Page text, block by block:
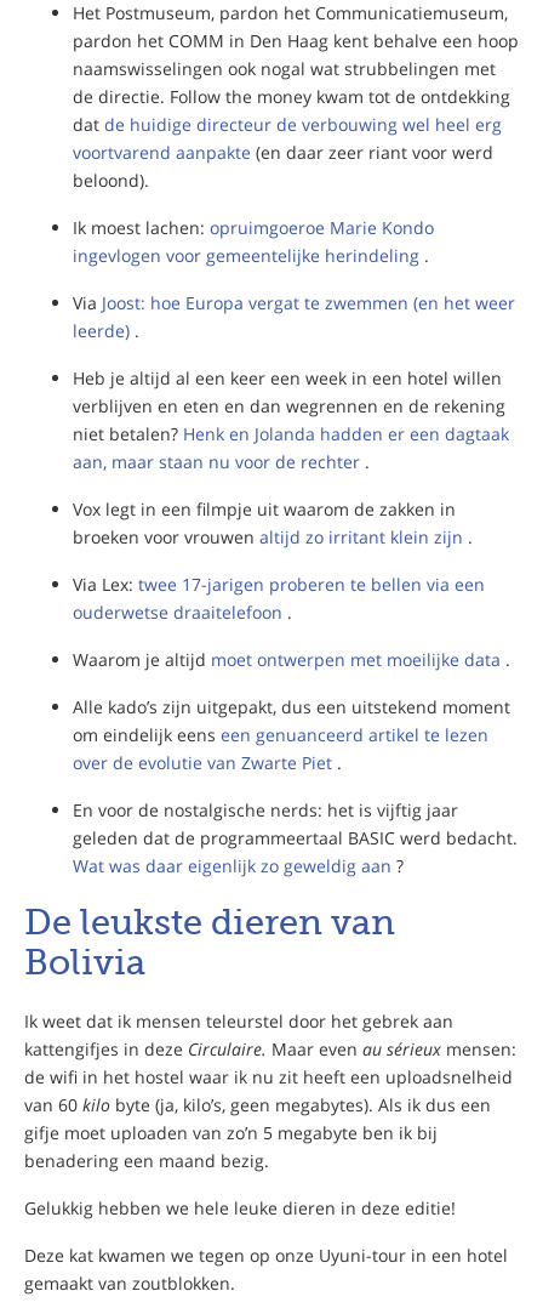
Het Postmuseum, pardon het Communicatiemuseum,
pardon het COMM in Den Haag kent behalve een hoop
naamswisselingen ook nogal wat strubbelingen met
de directie. Follow the money kwam tot de ontdekking
dat de huidige directeur de verbouwing wel heel erg
voortvarend aanpakte (en daar zeer riant voor werd
beloond).
Ik moest lachen: opruimgoeroe Marie Kondo
ingevlogen voor gemeentelijke herindeling .
Via Joost: hoe Europa vergat te zwemmen (en het weer
leerde) .
Heb je altijd al een keer een week in een hotel willen
verblijven en eten en dan wegrennen en de rekening
niet betalen? Henk en Jolanda hadden er een dagtaak
aan, maar staan nu voor de rechter .
Vox legt in een filmpje uit waarom de zakken in
broeken voor vrouwen altijd zo irritant klein zijn .
Via Lex: twee 17-jarigen proberen te bellen via een
ouderwetse draaitelefoon .
Waarom je altijd moet ontwerpen met moeilijke data .
Alle kado’s zijn uitgepakt, dus een uitstekend moment
om eindelijk eens een genuanceerd artikel te lezen
over de evolutie van Zwarte Piet .
En voor de nostalgische nerds: het is vijftig jaar
geleden dat de programmeertaal BASIC werd bedacht.
Wat was daar eigenlijk zo geweldig aan ?
De leukste dieren van
Bolivia
Ik weet dat ik mensen teleurstel door het gebrek aan
kattengifjes in deze Circulaire. Maar even au sérieux mensen:
de wifi in het hostel waar ik nu zit heeft een uploadsnelheid
van 60 kilo byte (ja, kilo’s, geen megabytes). Als ik dus een
gifje moet uploaden van zo’n 5 megabyte ben ik bij
benadering een maand bezig.
Gelukkig hebben we hele leuke dieren in deze editie!
Deze kat kwamen we tegen op onze Uyuni-tour in een hotel
gemaakt van zoutblokken.